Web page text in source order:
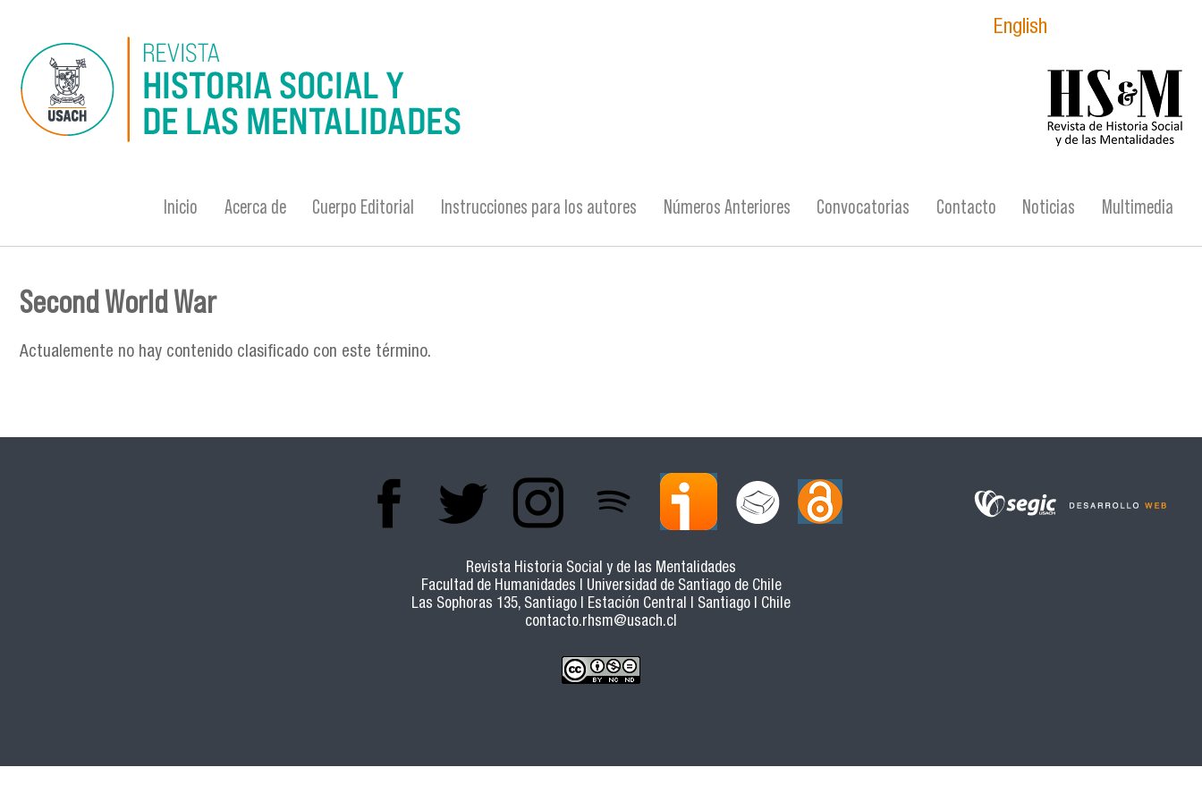
English
Inicio Acerca de Cuerpo Editorial Instrucciones para los autores Números Anteriores Convocatorias Contacto Noticias Multimedia
Se encuentra usted aquí
Second World War
Actualemente no hay contenido clasificado con este término.
Revista Historia Social y de las Mentalidades
Facultad de Humanidades | Universidad de Santiago de Chile
Las Sophoras 135, Santiago | Estación Central | Santiago | Chile
contacto.rhsm@usach.cl